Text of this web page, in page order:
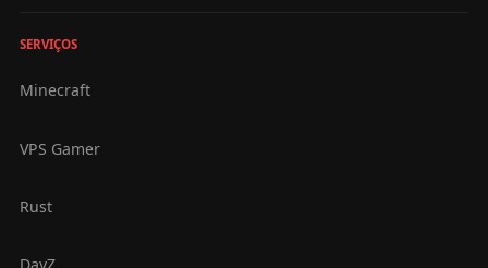
SERVIÇOS
Minecraft
VPS Gamer
Rust